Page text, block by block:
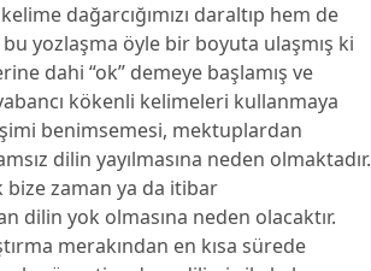
dağarcığımızı daraltıp hem de
yozlaşma öyle bir boyuta ulaşmış ki
dahi “ok” demeye başlamış ve
kökenli kelimeleri kullanmaya
benimsemesi, mektuplardan
dilin yayılmasına neden olmaktadır.
bize zaman ya da itibar
dilin yok olmasına neden olacaktır.
merakından en kısa sürede